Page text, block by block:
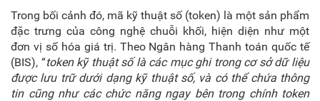
Trong bối cảnh đó, mã kỹ thuật số (token) là một sản phẩm
đặc trưng của công nghệ chuỗi khối, hiện diện như một
đơn vị số hóa giá trị. Theo Ngân hàng Thanh toán quốc tế
(BIS), “token kỹ thuật số là các mục ghi trong cơ sở dữ liệu
được lưu trữ dưới dạng kỹ thuật số, và có thể chứa thông
tin cũng như các chức năng ngay bên trong chính token